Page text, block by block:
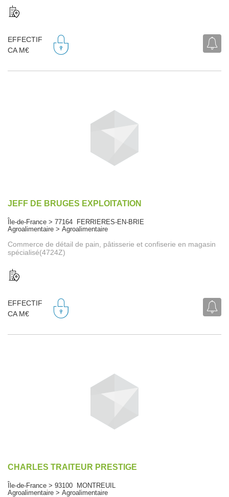
EFFECTIF
CA M€
JEFF DE BRUGES EXPLOITATION
Île-de-France > 77164 FERRIERES-EN-BRIE
Agroalimentaire > Agroalimentaire
Commerce de détail de pain, pâtisserie et confiserie en magasin
spécialisé(4724Z)
EFFECTIF
CA M€
CHARLES TRAITEUR PRESTIGE
Île-de-France > 93100 MONTREUIL
Agroalimentaire > Agroalimentaire